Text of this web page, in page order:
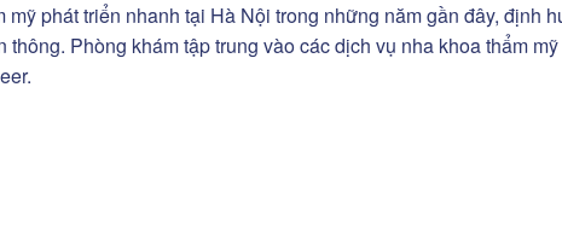
mỹ phát triển nhanh tại Hà Nội trong những năm gần đây, định
Phòng khám tập trung vào các dịch vụ nha khoa thẩm